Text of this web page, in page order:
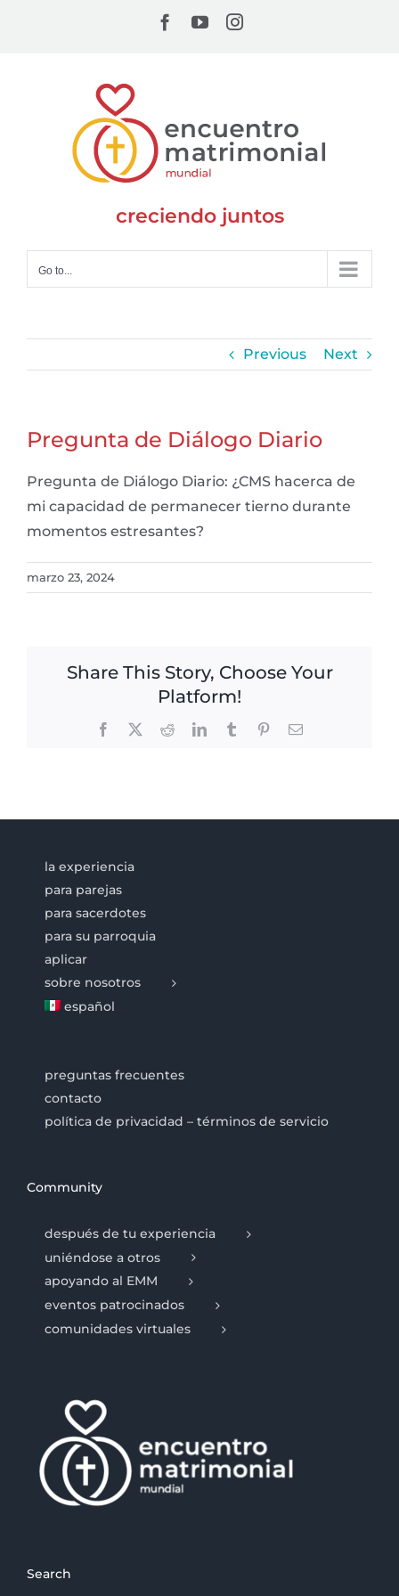
Facebook
YouTubeInstagram
creciendo juntos
Go to...
Previous Next
Pregunta de Diálogo Diario
Pregunta de Diálogo Diario: ¿CMS hacerca de
mi capacidad de permanecer tierno durante
momentos estresantes?
marzo 23, 2024
Share This Story, Choose Your
Platform!
Facebook RedditLinkedInTumblr PinterestEmail
la experiencia
para parejas
para sacerdotes
para su parroquia
aplicar
sobre nosotros
español
preguntas frecuentes
contacto
política de privacidad – términos de servicio
Community
después de tu experiencia
uniéndose a otros
apoyando al EMM
eventos patrocinados
comunidades virtuales
Search